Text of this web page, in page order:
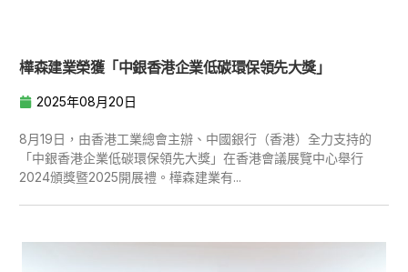
樺森建業榮獲「中銀香港企業低碳環保領先大獎」
2025年08月20日
8月19日，由香港工業總會主辦、中國銀行（香港）全力支持的
「中銀香港企業低碳環保領先大獎」在香港會議展覽中心舉行
2024頒獎暨2025開展禮。樺森建業有...